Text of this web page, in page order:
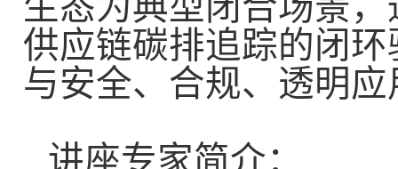
供应链碳排追踪的闭
与安全、合规、透明
讲座专家简介：